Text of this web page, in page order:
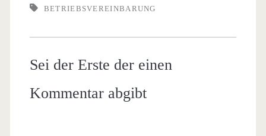
BETRIEBSVEREINBARUNG
Sei der Erste der einen
Kommentar abgibt